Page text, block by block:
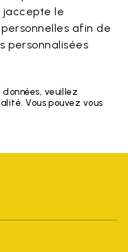
jaccepte le
afin de
personnalisées
veuillez
Vous pouvez vous